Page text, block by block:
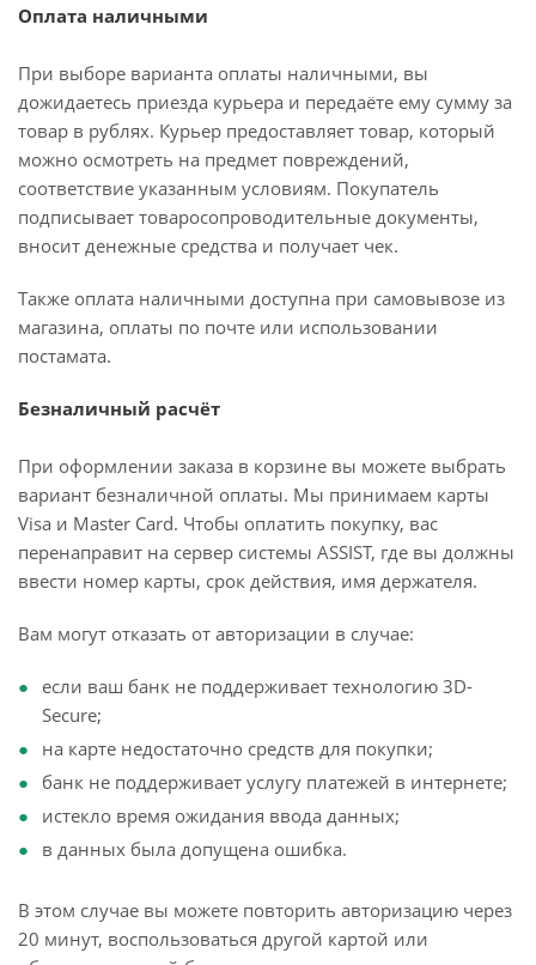
Оплата наличными
При выборе варианта оплаты наличными, вы
дожидаетесь приезда курьера и передаёте ему сумму за
товар в рублях. Курьер предоставляет товар, который
можно осмотреть на предмет повреждений,
соответствие указанным условиям. Покупатель
подписывает товаросопроводительные документы,
вносит денежные средства и получает чек.
Также оплата наличными доступна при самовывозе из
магазина, оплаты по почте или использовании
постамата.
Безналичный расчёт
При оформлении заказа в корзине вы можете выбрать
вариант безналичной оплаты. Мы принимаем карты
Visa и Master Card. Чтобы оплатить покупку, вас
перенаправит на сервер системы ASSIST, где вы должны
ввести номер карты, срок действия, имя держателя.
Вам могут отказать от авторизации в случае:
если ваш банк не поддерживает технологию 3D-
Secure;
на карте недостаточно средств для покупки;
банк не поддерживает услугу платежей в интернете;
истекло время ожидания ввода данных;
в данных была допущена ошибка.
В этом случае вы можете повторить авторизацию через
20 минут, воспользоваться другой картой или